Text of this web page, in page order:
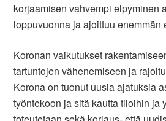
korjaamisen vahvempi elpyminen
loppuvuonna ja ajoittuu enemmän
Koronan vaikutukset
tartuntojen vähenemiseen ja
Korona on tuonut uusia ajatuksia
työntekoon ja sitä kautta tiloihin ja